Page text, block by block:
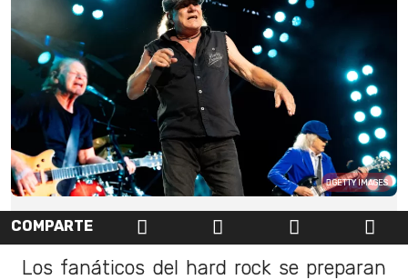
GETTY IMAGES
COMPARTE
Los fanáticos del hard rock se preparan